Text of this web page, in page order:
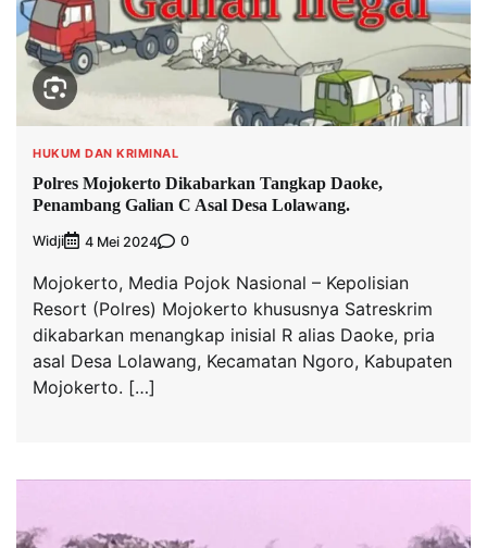
HUKUM DAN KRIMINAL
Polres Mojokerto Dikabarkan Tangkap Daoke,
Penambang Galian C Asal Desa Lolawang.
Widji 4 Mei 2024 0
Mojokerto, Media Pojok Nasional – Kepolisian
Resort (Polres) Mojokerto khususnya Satreskrim
dikabarkan menangkap inisial R alias Daoke, pria
asal Desa Lolawang, Kecamatan Ngoro, Kabupaten
Mojokerto. […]